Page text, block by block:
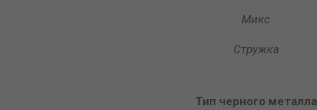
Микс
Стружка
Тип черного металла